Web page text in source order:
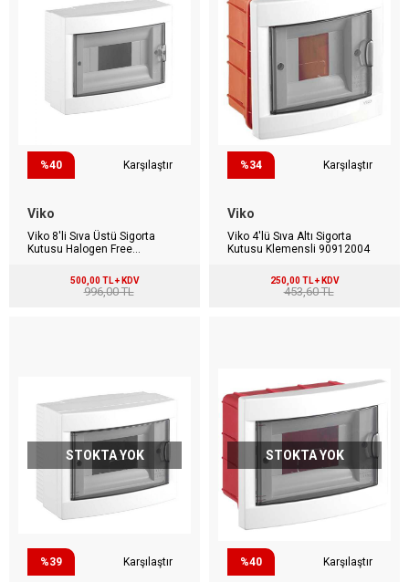
%40 Karşılaştır
Viko
Viko 8'li Sıva Üstü Sigorta
Kutusu Halogen Free
500,00 TL + KDV
996,00 TL
%34 Karşılaştır
Viko
Viko 4'lü Sıva Altı Sigorta
Kutusu Klemensli 90912004
250,00 TL + KDV
453,60 TL
STOKTA YOK
%39 Karşılaştır
STOKTA YOK
%40 Karşılaştır